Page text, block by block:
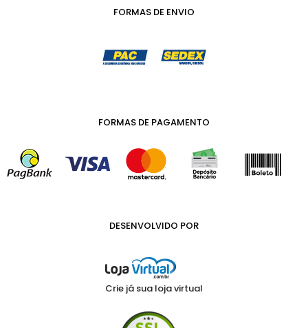
FORMAS DE ENVIO
FORMAS DE PAGAMENTO
DESENVOLVIDO POR
Crie já sua loja virtual